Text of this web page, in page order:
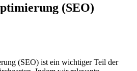
(SEO)
(SEO) ist ein wichtiger Teil der